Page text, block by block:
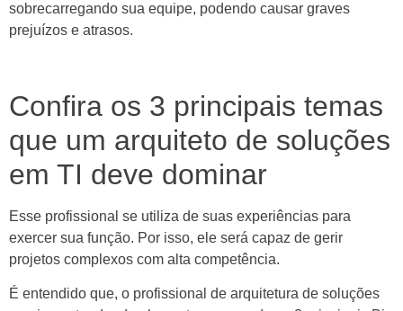
sobrecarregando sua equipe, podendo causar graves
prejuízos e atrasos.
Confira os 3 principais temas
que um arquiteto de soluções
em TI deve dominar
Esse profissional se utiliza de suas experiências para
exercer sua função. Por isso, ele será capaz de gerir
projetos complexos com alta competência.
É entendido que, o profissional de arquitetura de soluções